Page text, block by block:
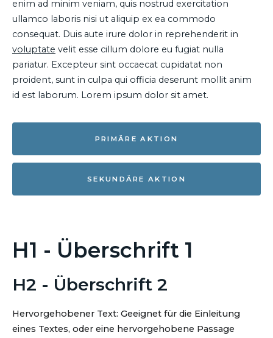
enim ad minim veniam, quis nostrud exercitation
ullamco laboris nisi ut aliquip ex ea commodo
consequat. Duis aute irure dolor in reprehenderit in
voluptate velit esse cillum dolore eu fugiat nulla
pariatur. Excepteur sint occaecat cupidatat non
proident, sunt in culpa qui officia deserunt mollit anim
id est laborum. Lorem ipsum dolor sit amet.
PRIMÄRE AKTION
SEKUNDÄRE AKTION
H1 - Überschrift 1
H2 - Überschrift 2
Hervorgehobener Text: Geeignet für die Einleitung
eines Textes, oder eine hervorgehobene Passage